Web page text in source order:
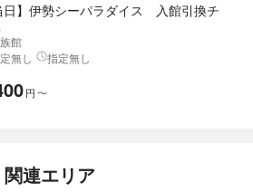
日】伊勢シーパラダイス 入館引換チ
館
無し
指定無し
円 〜
関連エリア